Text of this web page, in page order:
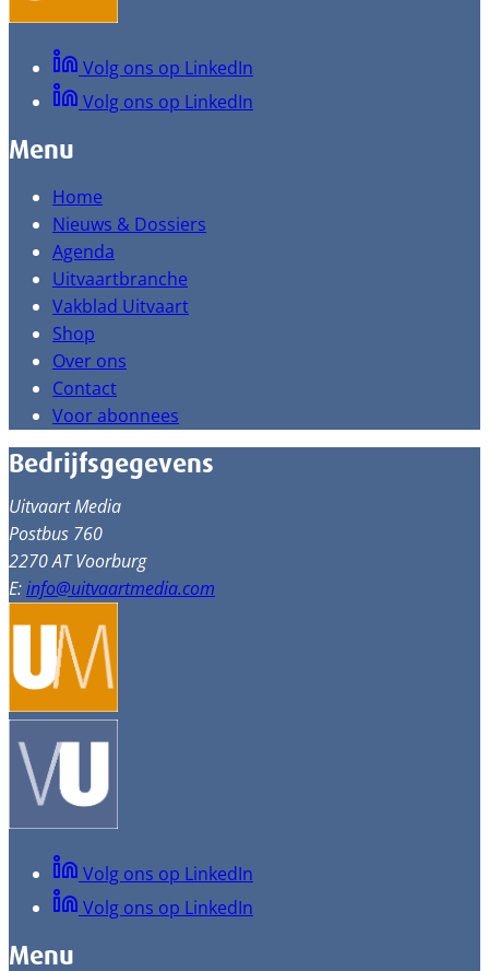
Volg ons op LinkedIn
Volg ons op LinkedIn
Menu
Home
Nieuws & Dossiers
Agenda
Uitvaartbranche
Vakblad Uitvaart
Shop
Over ons
Contact
Voor abonnees
Bedrijfsgegevens
Uitvaart Media
Postbus 760
2270 AT Voorburg
E:info@uitvaartmedia.com
Volg ons op LinkedIn
Volg ons op LinkedIn
Menu